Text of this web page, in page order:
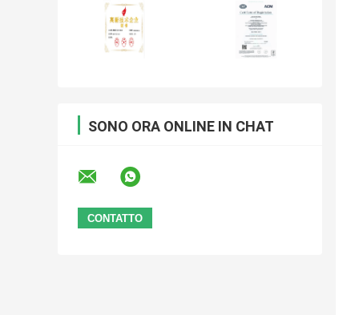
SONO ORA ONLINE IN CHAT